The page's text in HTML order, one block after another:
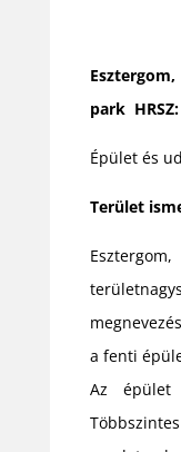
park
Épület és
Terület
a fenti
Az épület